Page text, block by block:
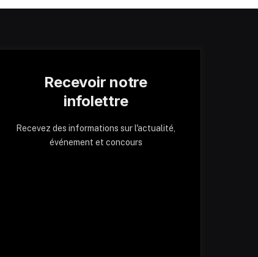
Recevoir notre
infolettre
Recevez des informations sur l'actualité,
événement et concours